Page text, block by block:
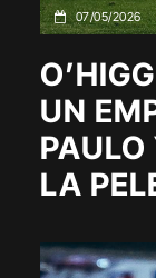
07/05/2026
UN
PAULO
LA